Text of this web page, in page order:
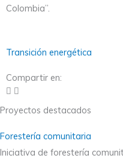
Colombia”.
Transición energética
Compartir en:
Proyectos destacados
Forestería comunitaria
Iniciativa de forestería